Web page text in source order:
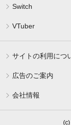
Switch
VTuber
サイトの利用につ
広告のご案内
会社情報